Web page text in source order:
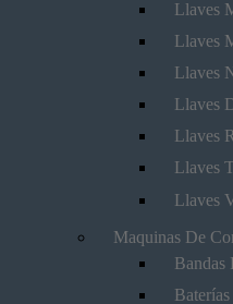
Llaves
Llaves
Llaves
Llaves
Llaves
Llaves
Llaves
Maquinas De
Bandas